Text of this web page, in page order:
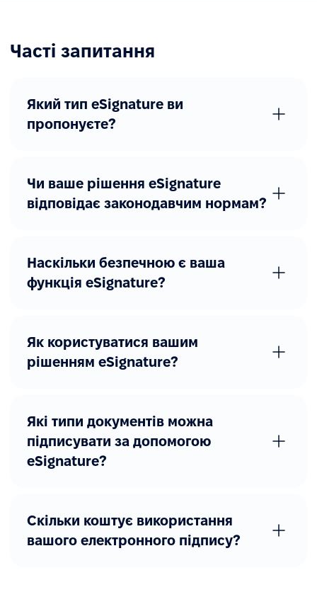
Часті запитання
Який тип eSignature ви
пропонуєте?
Чи ваше рішення eSignature
відповідає законодавчим нормам?
Наскільки безпечною є ваша
функція eSignature?
Як користуватися вашим
рішенням eSignature?
Які типи документів можна
підписувати за допомогою
еSignature?
Скільки коштує використання
вашого електронного підпису?